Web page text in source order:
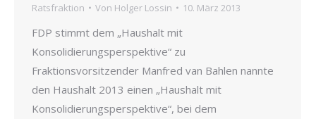
Ratsfraktion Von Holger Lossin 10. März 2013
FDP stimmt dem „Haushalt mit
Konsolidierungsperspektive“ zu
Fraktionsvorsitzender Manfred van Bahlen nannte
den Haushalt 2013 einen „Haushalt mit
Konsolidierungsperspektive“, bei dem